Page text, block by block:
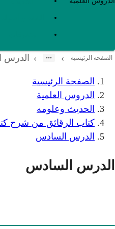
الصفحة الرئيسية ›
› الدرس
الصفحة الرئيسية
الدروس العلمية
الحديث وعلومه
كتاب الرقائق من شرح
الدرس السادس
الدرس السادس